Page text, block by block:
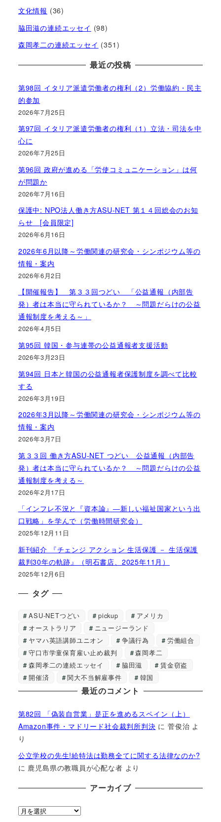
文化情報 (36)
脇田滋の連続エッセイ (98)
森岡孝二の連続エッセイ (351)
最近の投稿
第98回 イタリア派遣労働者の権利（2）労働協約・民主
的参加
2026年7月25日
第97回 イタリア派遣労働者の権利（1）立法・司法を中
心に
2026年7月25日
第96回 政府が進める「労使コミュニケーション」は何
が問題か
2026年7月16日
保護中: NPO法人働き方ASU-NET 第１４回総会のお知
らせ [会員限定]
2026年6月16日
2026年6月以降～労働関連の研究会・シンポジウム等の
情報・案内
2026年6月2日
【開催報告】 第３３回つどい 「公益通報（内部告
発）者は本当に守られているか？ ～問題だらけの公益
通報制度を考える～」
2026年4月5日
第95回 韓国・参与連帯の公益通報者支援活動
2026年3月23日
第94回 日本と韓国の公益通報者保護制度を調べて比較
する
2026年3月19日
2026年3月以降～労働関連の研究会・シンポジウム等の
情報・案内
2026年3月7日
第３３回 働き方ASU-NET つどい 公益通報（内部告
発）者は本当に守られているか？ ～問題だらけの公益
通報制度を考える～
2026年2月17日
「インフレ不況と『資本論』―新しい福祉国家という出
口戦略」を学んで（労働時間研究会）
2025年12月11日
新刊紹介 『チェンジ アクション 生活保護 － 生活保護
裁判30年の軌跡』（明石書店、2025年11月）
2025年12月6日
タグ
ASU-NETつどい pickup
アメリカ
オーストラリア
ニュージーランド
ヤマハ英語講師ユニオン
争議行為
労働組合
守口市学童保育雇い止め裁判
森岡孝二
森岡孝二の連続エッセイ
脇田滋
賃金窃盗
開催済
関大不当解雇事件 韓国
最近のコメント
第82回 「偽装自営業」是正を進めるスペイン（上）
Amazon事件・マドリード社会裁判所判決 に菅俊治 よ
り
公立学校の先生!給特法は勤務全てに関する法律なのか?
に 鹿児島県の教職員が心配な者 より
アーカイブ
ア